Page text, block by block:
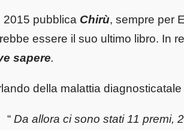
2015 pubblica Chirù, sempre per
essere il suo ultimo libro. In
sapere.
della malattia
“ Da allora ci sono stati 11 premi,